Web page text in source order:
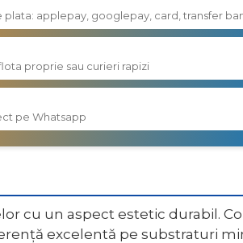
applepay, googlepay, card, transfer
proprie sau curieri rapizi
pe Whatsapp
cu un aspect estetic durabil.
excelentă pe substraturi